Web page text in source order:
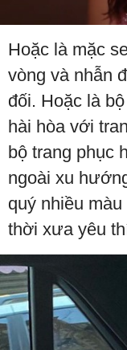
Hoặc là mặc
vòng và nhẫn
đối. Hoặc là
hài hòa với
bộ trang phục
ngoài xu
quý nhiều
thời xưa yêu